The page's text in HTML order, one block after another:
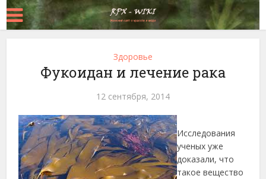
Здоровье
Фукоидан и лечение рака
12 сентября, 2014
Исследования
ученых уже
доказали, что
такое вещество